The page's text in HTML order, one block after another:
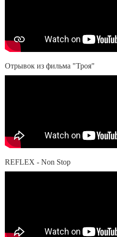
Отрывок из фильма "Троя"
REFLEX - Non Stop